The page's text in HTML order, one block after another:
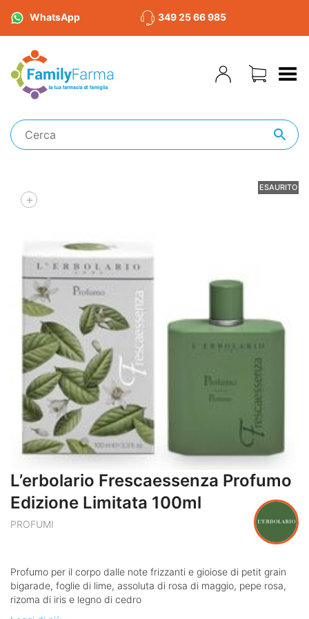
WhatsApp 349 25 66 985
Toggle Menu
ESAURITO
+
L’erbolario Frescaessenza Profumo
Edizione Limitata 100ml
PROFUMI
Profumo per il corpo dalle note frizzanti e gioiose di petit grain
bigarade, foglie di lime, assoluta di rosa di maggio, pepe rosa,
rizoma di iris e legno di cedro